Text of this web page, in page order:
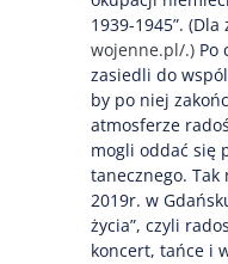
1939-1945”.
wojenne.pl/.) Po
zasiedli do
by po niej
atmosferze
mogli oddać się
tanecznego. Tak
2019r. w
życia”, czyli
koncert, tańce i